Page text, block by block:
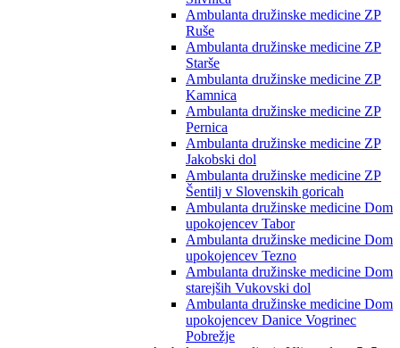
Ambulanta družinske medicine ZP
Ruše
Ambulanta družinske medicine ZP
Starše
Ambulanta družinske medicine ZP
Kamnica
Ambulanta družinske medicine ZP
Pernica
Ambulanta družinske medicine ZP
Jakobski dol
Ambulanta družinske medicine ZP
Šentilj v Slovenskih goricah
Ambulanta družinske medicine Dom
upokojencev Tabor
Ambulanta družinske medicine Dom
upokojencev Tezno
Ambulanta družinske medicine Dom
starejših Vukovski dol
Ambulanta družinske medicine Dom
upokojencev Danice Vogrinec
Pobrežje